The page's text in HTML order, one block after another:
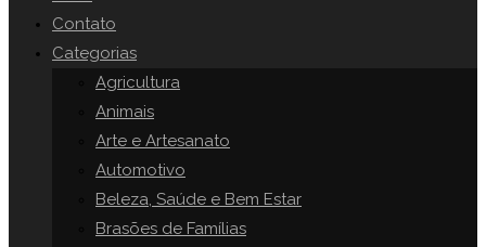
Contato
Categorias
Agricultura
Animais
Arte e Artesanato
Automotivo
Beleza, Saúde e Bem Estar
Brasões de Famílias